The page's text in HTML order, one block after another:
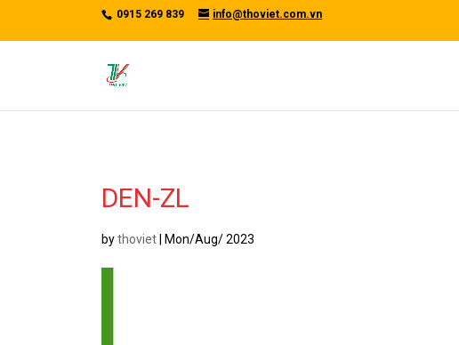
0915 269 839 info@thoviet.com.vn
DEN-ZL
bythoviet Mon/Aug/ 2023